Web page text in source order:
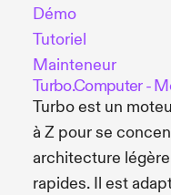
Démo
Tutoriel
Mainteneur
Turbo.Computer -
Turbo est un
à Z pour se
architecture
rapides. Il est